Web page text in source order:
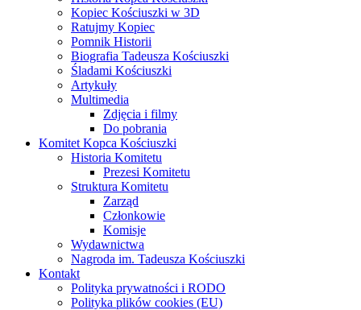
Kopiec Kościuszki w 3D
Ratujmy Kopiec
Pomnik Historii
Biografia Tadeusza Kościuszki
Śladami Kościuszki
Artykuły
Multimedia
Zdjęcia i filmy
Do pobrania
Komitet Kopca Kościuszki
Historia Komitetu
Prezesi Komitetu
Struktura Komitetu
Zarząd
Członkowie
Komisje
Wydawnictwa
Nagroda im. Tadeusza Kościuszki
Kontakt
Polityka prywatności i RODO
Polityka plików cookies (EU)